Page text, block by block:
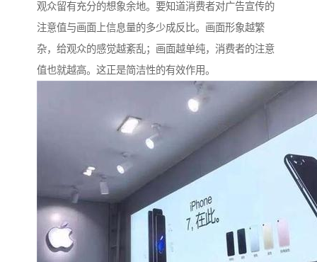
观众留有充分的想象余地。要知道消费者对广告宣传的
注意值与画面上信息量的多少成反比。画面形象越繁
杂，给观众的感觉越紊乱；画面越单纯，消费者的注意
值也就越高。这正是简洁性的有效作用。